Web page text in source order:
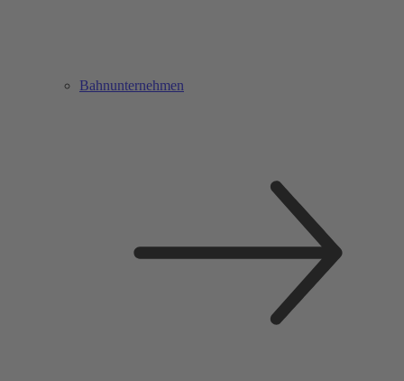
Bahnunternehmen